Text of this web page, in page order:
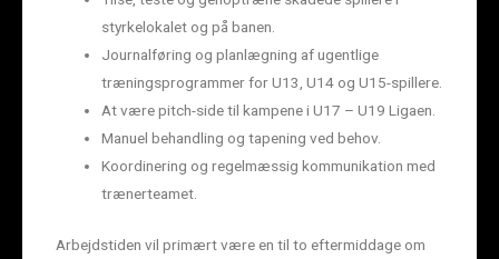
styrkelokalet og på banen.
Journalføring og planlægning af ugentlige
træningsprogrammer for U13, U14 og U15-spillere.
At være pitch-side til kampene i U17 – U19 Ligaen.
Manuel behandling og tapening ved behov.
Koordinering og regelmæssig kommunikation med
trænerteamet.
Arbejdstiden vil primært være en til to eftermiddage om